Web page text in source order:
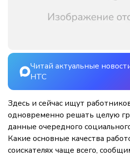
Читай актуальные
НТС
Здесь и сейчас ищут
одновременно решать целую
данные очередного
Какие основные качества
соискателях чаще всего,